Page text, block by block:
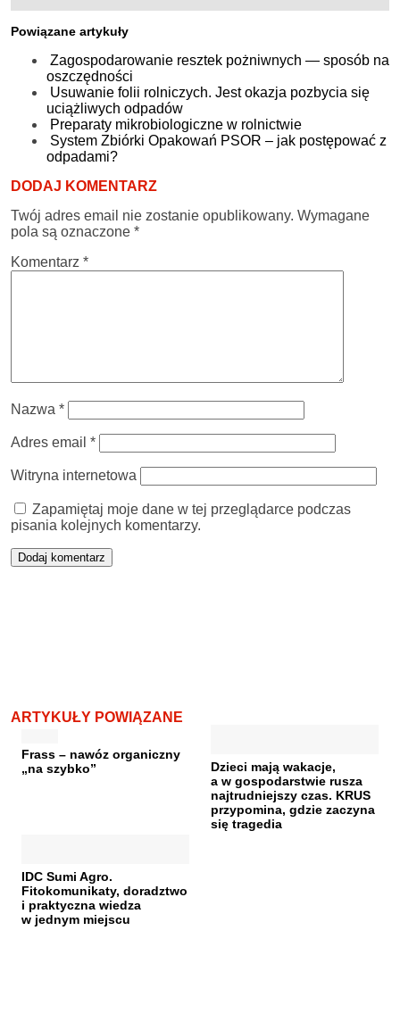
Powiązane artykuły
Zagospodarowanie resztek pożniwnych — sposób na
oszczędności
Usuwanie folii rolniczych. Jest okazja pozbycia się
uciążliwych odpadów
Preparaty mikrobiologiczne w rolnictwie
System Zbiórki Opakowań PSOR – jak postępować z
odpadami?
DODAJ KOMENTARZ
Twój adres email nie zostanie opublikowany. Wymagane
pola są oznaczone *
Komentarz *
Nazwa *
Adres email *
Witryna internetowa
Zapamiętaj moje dane w tej przeglądarce podczas
pisania kolejnych komentarzy.
ARTYKUŁY POWIĄZANE
Frass – nawóz organiczny
„na szybko”
Dzieci mają wakacje,
a w gospodarstwie rusza
najtrudniejszy czas. KRUS
przypomina, gdzie zaczyna
się tragedia
IDC Sumi Agro.
Fitokomunikaty, doradztwo
i praktyczna wiedza
w jednym miejscu